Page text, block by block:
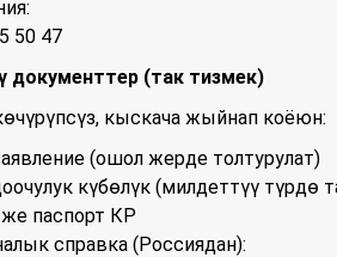
50 47
документтер (так тизмек)
кыскача жыйнап коёюн:
(ошол жерде толтурулат)
күбөлүк (милдеттүү түрдө
же паспорт КР
справка (Россиядан):